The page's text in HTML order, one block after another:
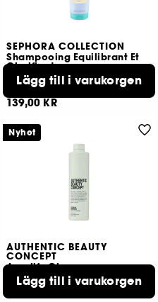
SEPHORA COLLECTION
Shampooing Equilibrant Et
Clarifiant
Detox-shampo
139,00 KR
Lägg till i varukorgen
AUTHENTIC BEAUTY
CONCEPT
Amplify Cleanser
Volymschampo för fint hår
359,00 KR
Lägg till i varukorgen
Nyhet